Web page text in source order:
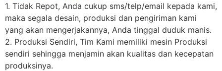
1. Tidak Repot, Anda cukup sms/telp/email kepada kami,
maka segala desain, produksi dan pengiriman kami
yang akan mengerjakannya, Anda tinggal duduk manis.
2. Produksi Sendiri, Tim Kami memiliki mesin Produksi
sendiri sehingga menjamin akan kualitas dan kecepatan
produksinya.